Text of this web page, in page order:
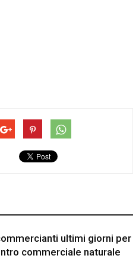
ultimi giorni per
commerciale naturale